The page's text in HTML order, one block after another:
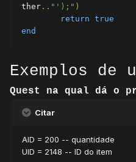
ther .. "');" )
return true
end
Exemplos de
Quest na qual dá o
Citar
AID = 200 -- quantidade
UID = 2148 -- ID do item